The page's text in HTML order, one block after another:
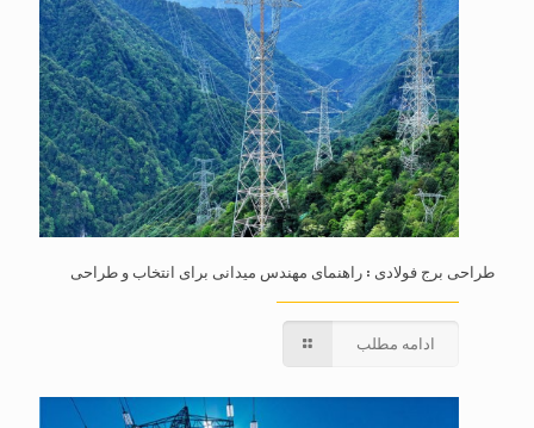
طراحی برج فولادی : راهنمای مهندس میدانی برای انتخاب و طراحی
ادامه مطلب